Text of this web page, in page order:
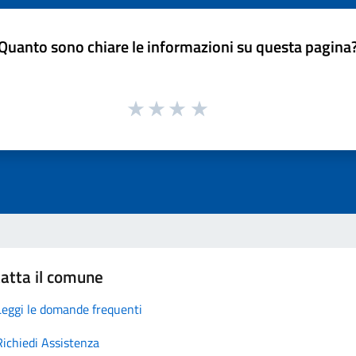
sono chiare le informazioni su questa
il comune
le domande frequenti
Assistenza